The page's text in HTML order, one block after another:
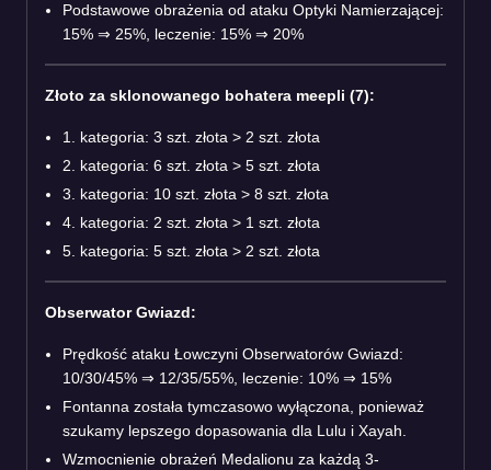
Podstawowe obrażenia od ataku Optyki Namierzającej:
15% ⇒ 25%, leczenie: 15% ⇒ 20%
Złoto za sklonowanego bohatera meepli (7):
1. kategoria: 3 szt. złota > 2 szt. złota
2. kategoria: 6 szt. złota > 5 szt. złota
3. kategoria: 10 szt. złota > 8 szt. złota
4. kategoria: 2 szt. złota > 1 szt. złota
5. kategoria: 5 szt. złota > 2 szt. złota
Obserwator Gwiazd:
Prędkość ataku Łowczyni Obserwatorów Gwiazd:
10/30/45% ⇒ 12/35/55%, leczenie: 10% ⇒ 15%
Fontanna została tymczasowo wyłączona, ponieważ
szukamy lepszego dopasowania dla Lulu i Xayah.
Wzmocnienie obrażeń Medalionu za każdą 3-